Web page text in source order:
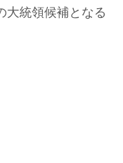
大統領候補となる